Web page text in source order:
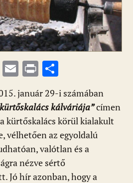
R
e
di
E
m
ai
l
Pr
in
t
ss
za
m
e
g
január 29-i számában
kálváriája”címen
kürtőskalács körül kialakult
vélhetően az egyoldalú
valótlan és a
nézve sértő
Jó hír azonban, hogy a